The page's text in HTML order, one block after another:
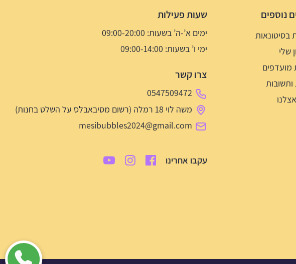
נוספים
בסיטונאות
שלי
מועדפים
שעות פעילות
ימים א’-ה’ בשעות: 09:00-20:00
ימי ו’ בשעות: 09:00-14:00
צרו קשר
0547509472
משה לוי 18 רמלה (רשום מסיבאבלס על השלט בחנות)
mesibubbles2024@gmail.com
עקבו אחרינו